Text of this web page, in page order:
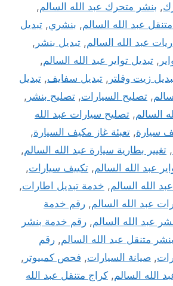
, بنشر متحرك عبد الله السالم,
عبد الله السالم, بنشري, تبديل
عبد الله السالم, تبديل بنشر ,
, تبديل تواير عبد الله السالم,
زيت وفلتر , تبديل سفايف, تبديل
, تصليح السيارات, تصليح بنشر ,
السالم, تصليح سيارات عبد الله
سيارة, تعبئة غاز مكيف السيارة,
, تغيير بطارية سيارة عبد الله السالم,
عبد الله السالم, تكييف سيارات,
الله السالم, خدمة تبديل اطارات,
عبد الله السالم, رقم خدمة
عبد الله السالم, رقم خدمة بنشر
متنقل عبد الله السالم, رقم
, صيانة السيارات, فحص كمبيوتر ,
الله السالم, كراج متنقل عبد الله